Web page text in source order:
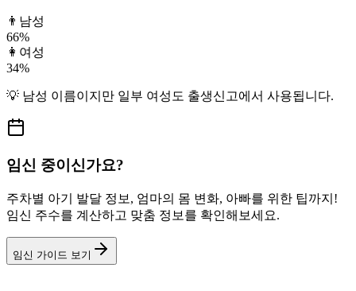
👨 남성
66%
👩 여성
34%
💡 남성 이름이지만 일부 여성도 출생신고에서 사용됩니다.
임신 중이신가요?
주차별 아기 발달 정보, 엄마의 몸 변화, 아빠를 위한 팁까지!
임신 주수를 계산하고 맞춤 정보를 확인해보세요.
임신 가이드 보기